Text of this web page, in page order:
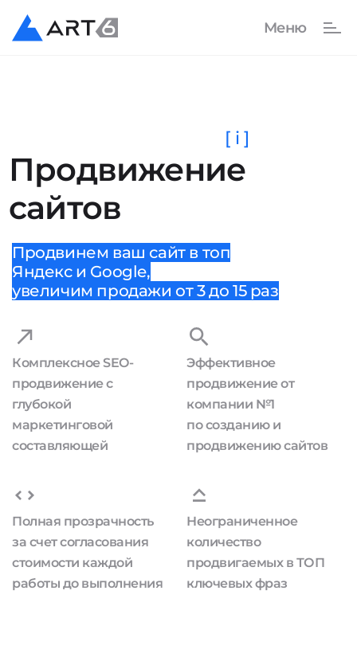
Продвижение
сайтов
[ i ]
Продвинем ваш сайт в топ
Яндекс и Google,
увеличим продажи от 3 до 15 раз
Комплексное SEO-
продвижение с
глубокой
маркетинговой
составляющей
Эффективное
продвижение от
компании №1
по созданию и
продвижению сайтов
Полная прозрачность
за счет согласования
стоимости каждой
работы до выполнения
Неограниченное
количество
продвигаемых в ТОП
ключевых фраз